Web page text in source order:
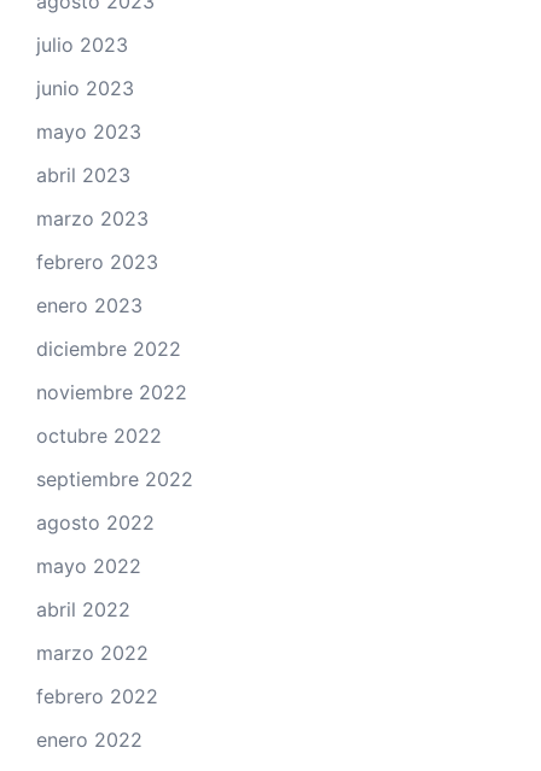
julio 2023
junio 2023
mayo 2023
abril 2023
marzo 2023
febrero 2023
enero 2023
diciembre 2022
noviembre 2022
octubre 2022
septiembre 2022
agosto 2022
mayo 2022
abril 2022
marzo 2022
febrero 2022
enero 2022